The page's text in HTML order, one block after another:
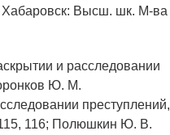
Хабаровск: Высш. шк. М-ва
и расследовании
Ю. М.
преступлений,
116; Полюшкин Ю. В.